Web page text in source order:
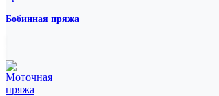
Бобинная пряжа